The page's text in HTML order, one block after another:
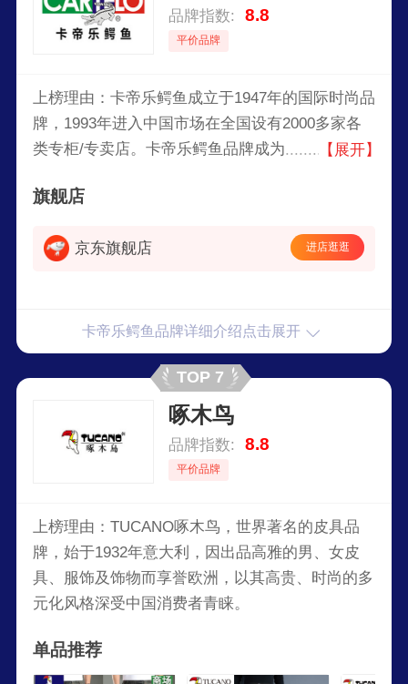
品牌指数: 8.8
平价品牌
上榜理由：卡帝乐鳄鱼成立于1947年的国际时尚品
牌，1993年进入中国市场在全国设有2000多家各
类专柜/专卖店。卡帝乐鳄鱼品牌成为极少数私人
成功品牌，逐渐成为世界时尚领导者。
【展开】
旗舰店
京东旗舰店 进店逛逛
卡帝乐鳄鱼品牌详细介绍点击展开
TOP 7
啄木鸟
品牌指数: 8.8
平价品牌
上榜理由：TUCANO啄木鸟，世界著名的皮具品
牌，始于1932年意大利，因出品高雅的男、女皮
具、服饰及饰物而享誉欧洲，以其高贵、时尚的多
元化风格深受中国消费者青睐。
单品推荐